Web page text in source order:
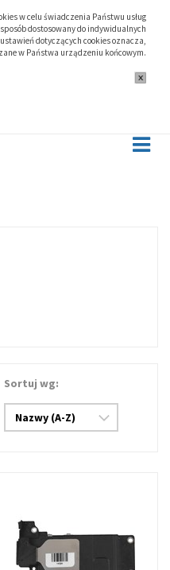
w celu świadczenia Państwu usług
dostosowany do indywidualnych
dotyczących cookies oznacza,
w Państwa urządzeniu końcowym.
Sortuj wg: